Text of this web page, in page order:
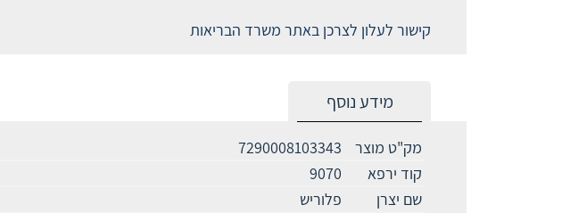
קישור לעלון לצרכן באתר משרד הבריאות
מידע נוסף
מק"ט מוצר
7290008103343
קוד ירפא
9070
שם יצרן
פלוריש